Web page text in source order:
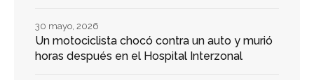
Un motociclista chocó contra un auto y murió
horas después en el Hospital Interzonal
30 mayo, 2026